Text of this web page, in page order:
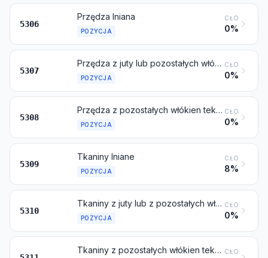
5306
Przędza lniana
POZYCJA
CŁO
0%
5307
Przędza z juty lub pozostałych włókien tekstylnych łykowych, objętych pozycją 5303
POZYCJA
CŁO
0%
5308
Przędza z pozostałych włókien tekstylnych roślinnych; przędza papierowa
POZYCJA
CŁO
0%
5309
Tkaniny lniane
POZYCJA
CŁO
8%
5310
Tkaniny z juty lub z pozostałych włókien tekstylnych łykowych, objętych pozycją 5303
POZYCJA
CŁO
0%
Tkaniny z pozostałych włókien tekstylnych roślinnych; tkaniny z przędzy papierowej CŁO